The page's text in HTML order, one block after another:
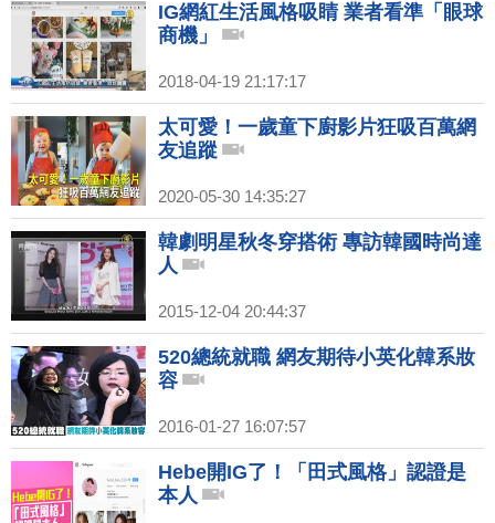
IG網紅生活風格吸睛 業者看準「眼球
商機」
2018-04-19 21:17:17
太可愛！一歲童下廚影片狂吸百萬網
友追蹤
2020-05-30 14:35:27
韓劇明星秋冬穿搭術 專訪韓國時尚達
人
2015-12-04 20:44:37
520總統就職 網友期待小英化韓系妝
容
2016-01-27 16:07:57
Hebe開IG了！「田式風格」認證是
本人